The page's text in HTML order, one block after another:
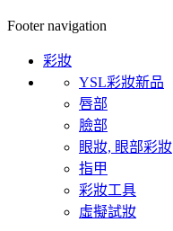
Footer navigation
彩妝
YSL彩妝新品
唇部
臉部
眼妝, 眼部彩妝
指甲
彩妝工具
虛擬試妝